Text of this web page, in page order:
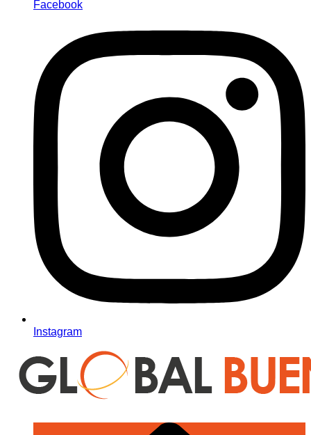
Facebook
Instagram